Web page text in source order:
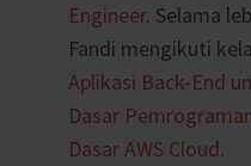
Engineer. Selama
Fandi mengikuti
Aplikasi Back-End
Dasar
Dasar AWS Cloud.